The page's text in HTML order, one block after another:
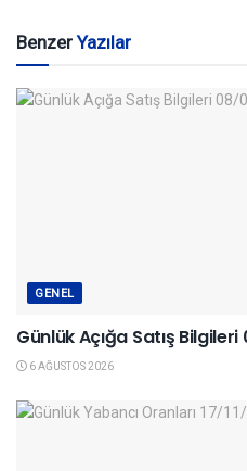
BenzerYazılar
GENEL
Günlük Açığa Satış
6 AĞUSTOS 2026